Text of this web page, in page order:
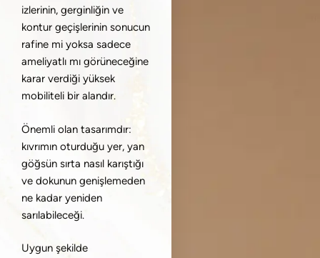
izlerinin, gerginliğin ve
kontur geçişlerinin sonucun
rafine mi yoksa sadece
ameliyatlı mı görüneceğine
karar verdiği yüksek
mobiliteli bir alandır.
Önemli olan tasarımdır:
kıvrımın oturduğu yer, yan
göğsün sırta nasıl karıştığı
ve dokunun genişlemeden
ne kadar yeniden
sarılabileceği.
Uygun şekilde